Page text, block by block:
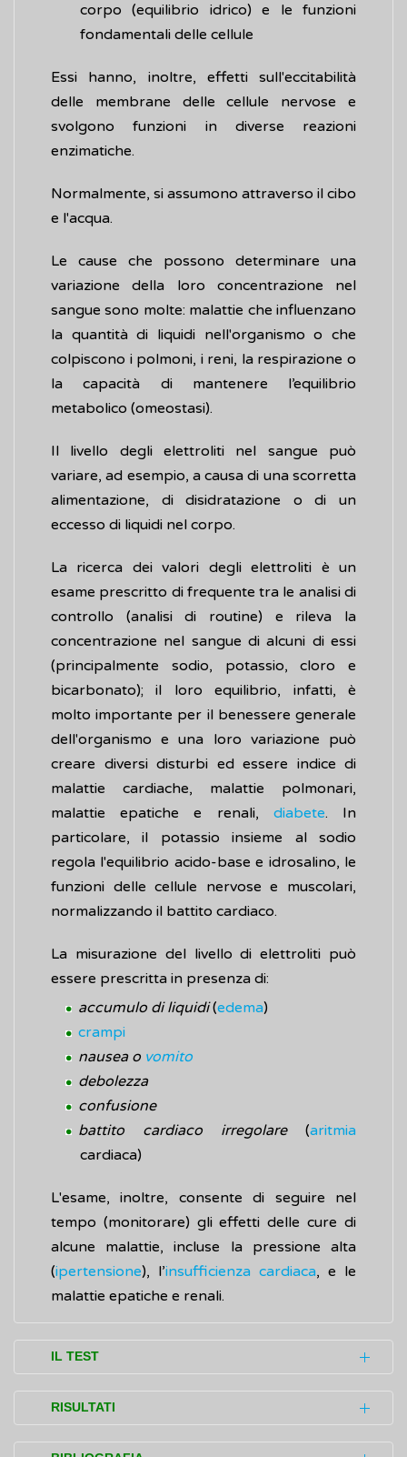
corpo (equilibrio idrico) e le funzioni
fondamentali delle cellule
Essi hanno, inoltre, effetti sull'eccitabilità
delle membrane delle cellule nervose e
svolgono funzioni in diverse reazioni
enzimatiche.
Normalmente, si assumono attraverso il cibo
e l'acqua.
Le cause che possono determinare una
variazione della loro concentrazione nel
sangue sono molte: malattie che influenzano
la quantità di liquidi nell'organismo o che
colpiscono i polmoni, i reni, la respirazione o
la capacità di mantenere l’equilibrio
metabolico (omeostasi).
Il livello degli elettroliti nel sangue può
variare, ad esempio, a causa di una scorretta
alimentazione, di disidratazione o di un
eccesso di liquidi nel corpo.
La ricerca dei valori degli elettroliti è un
esame prescritto di frequente tra le analisi di
controllo (analisi di routine) e rileva la
concentrazione nel sangue di alcuni di essi
(principalmente sodio, potassio, cloro e
bicarbonato); il loro equilibrio, infatti, è
molto importante per il benessere generale
dell'organismo e una loro variazione può
creare diversi disturbi ed essere indice di
malattie cardiache, malattie polmonari,
malattie epatiche e renali, diabete. In
particolare, il potassio insieme al sodio
regola l'equilibrio acido-base e idrosalino, le
funzioni delle cellule nervose e muscolari,
normalizzando il battito cardiaco.
La misurazione del livello di elettroliti può
essere prescritta in presenza di:
accumulo di liquidi(edema)
crampi
nausea o vomito
debolezza
confusione
battito cardiaco irregolare(aritmia
cardiaca)
L'esame, inoltre, consente di seguire nel
tempo (monitorare) gli effetti delle cure di
alcune malattie, incluse la pressione alta
(ipertensione), l’insufficienza cardiaca, e le
malattie epatiche e renali.
IL TEST
L'esame (test) consiste in un'analisi di
laboratorio effettuata attraverso il prelievo
RISULTATI